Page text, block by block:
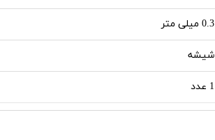
0.3 میلی متر
شیشه
1 عدد